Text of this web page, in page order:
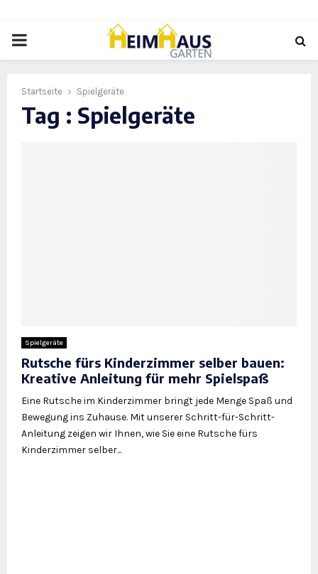
PRIMARY
Startseite Spielgeräte
Tag : Spielgeräte
Spielgeräte
Rutsche fürs Kinderzimmer selber bauen:
Kreative Anleitung für mehr Spielspaß
Eine Rutsche im Kinderzimmer bringt jede Menge Spaß und
Bewegung ins Zuhause. Mit unserer Schritt-für-Schritt-
Anleitung zeigen wir Ihnen, wie Sie eine Rutsche fürs
Kinderzimmer selber...